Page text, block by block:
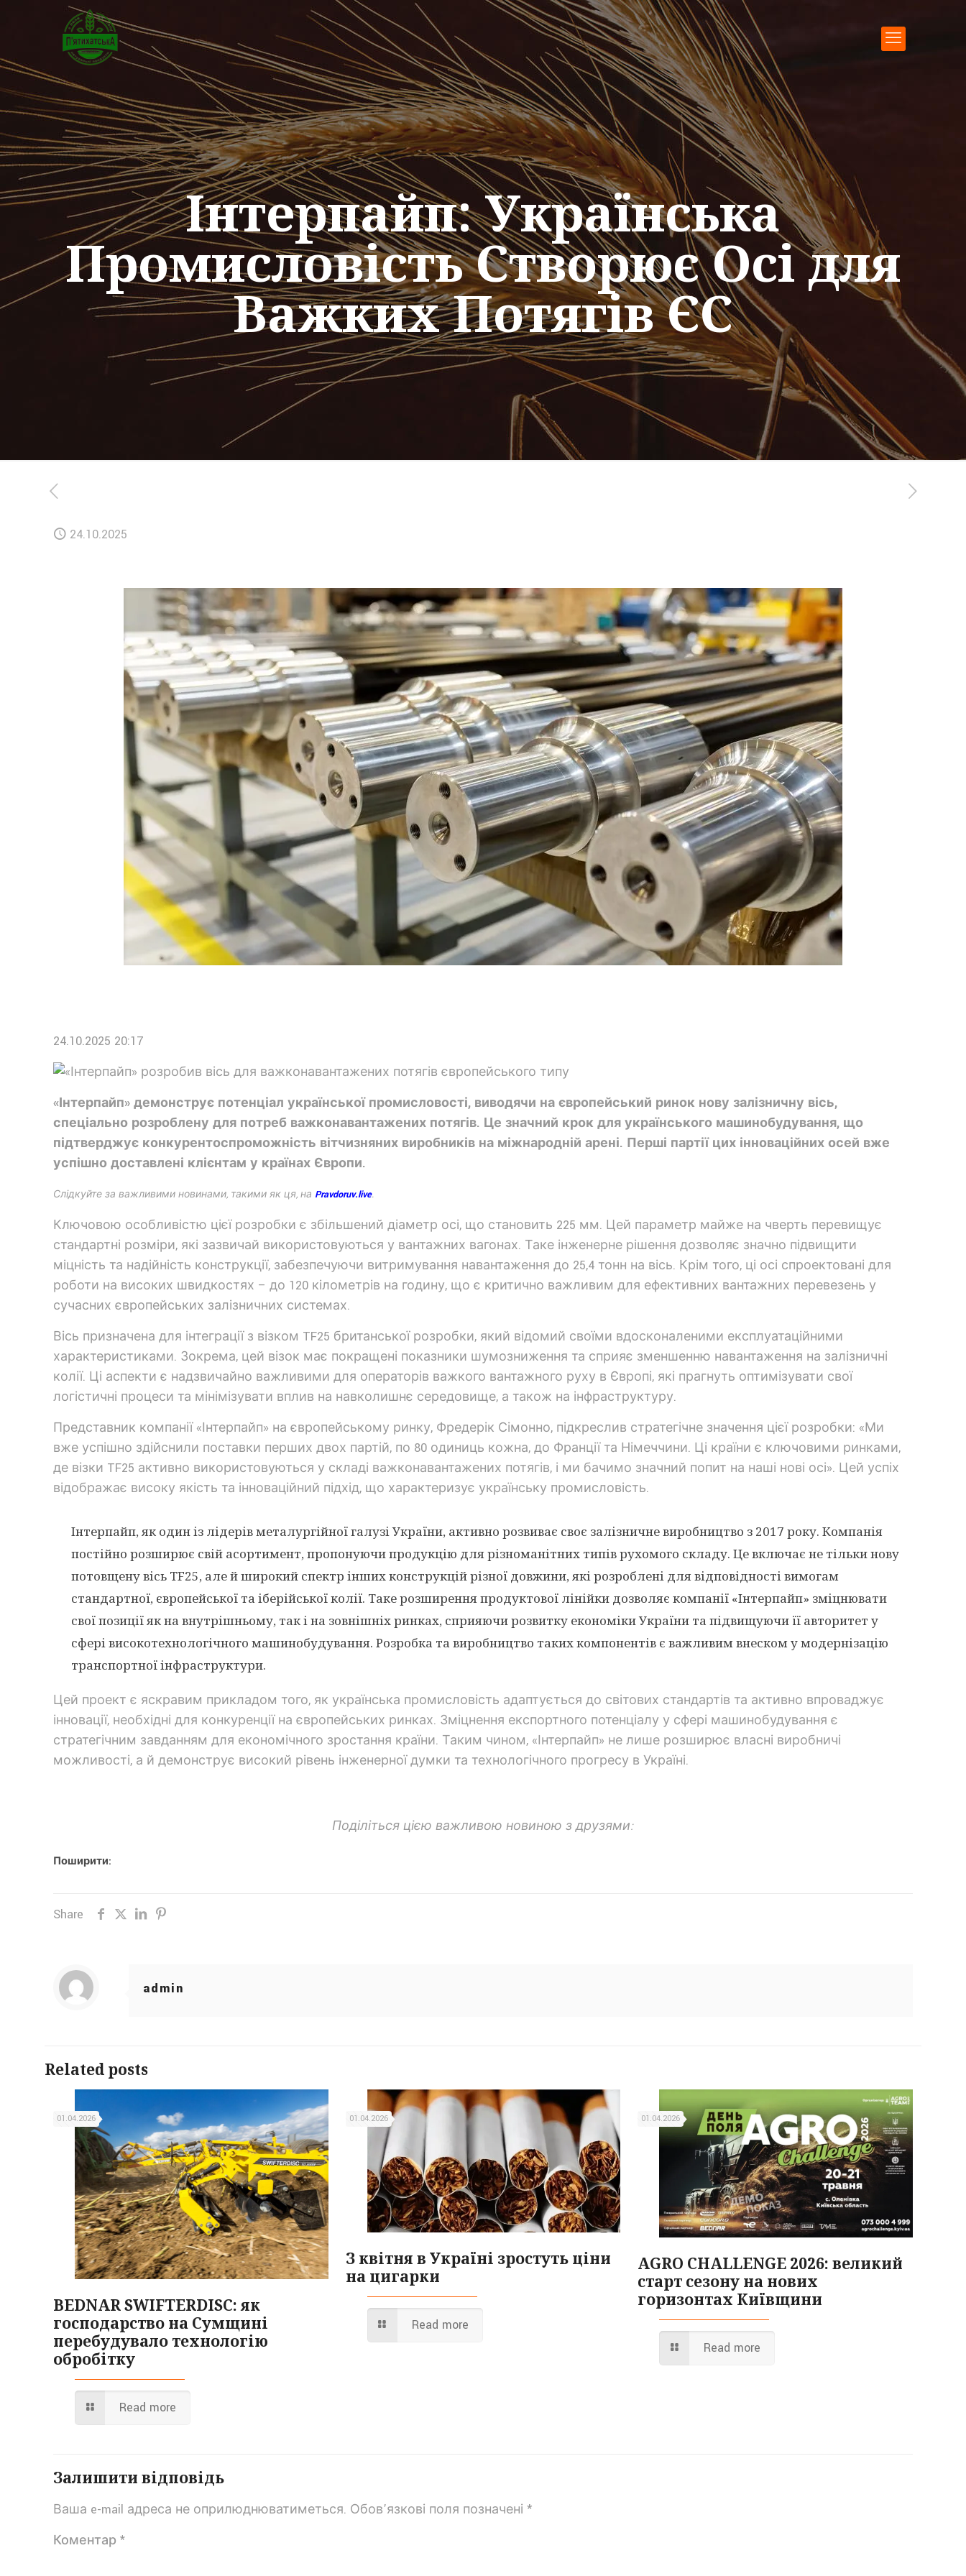
Інтерпайп: Українська
Промисловість Створює Осі для
Важких Потягів ЄС
24.10.2025
24.10.2025 20:17
«Інтерпайп» демонструє потенціал української промисловості, виводячи на європейський ринок нову залізничну вісь,
спеціально розроблену для потреб важконавантажених потягів. Це значний крок для українського машинобудування, що
підтверджує конкурентоспроможність вітчизняних виробників на міжнародній арені. Перші партії цих інноваційних осей вже
успішно доставлені клієнтам у країнах Європи.
Слідкуйте за важливими новинами, такими як ця, на Pravdoruv.live.
Ключовою особливістю цієї розробки є збільшений діаметр осі, що становить 225 мм. Цей параметр майже на чверть перевищує
стандартні розміри, які зазвичай використовуються у вантажних вагонах. Таке інженерне рішення дозволяє значно підвищити
міцність та надійність конструкції, забезпечуючи витримування навантаження до 25,4 тонн на вісь. Крім того, ці осі спроектовані для
роботи на високих швидкостях – до 120 кілометрів на годину, що є критично важливим для ефективних вантажних перевезень у
сучасних європейських залізничних системах.
Вісь призначена для інтеграції з візком TF25 британської розробки, який відомий своїми вдосконаленими експлуатаційними
характеристиками. Зокрема, цей візок має покращені показники шумозниження та сприяє зменшенню навантаження на залізничні
колії. Ці аспекти є надзвичайно важливими для операторів важкого вантажного руху в Європі, які прагнуть оптимізувати свої
логістичні процеси та мінімізувати вплив на навколишнє середовище, а також на інфраструктуру.
Представник компанії «Інтерпайп» на європейському ринку, Фредерік Сімонно, підкреслив стратегічне значення цієї розробки: «Ми
вже успішно здійснили поставки перших двох партій, по 80 одиниць кожна, до Франції та Німеччини. Ці країни є ключовими ринками,
де візки TF25 активно використовуються у складі важконавантажених потягів, і ми бачимо значний попит на наші нові осі». Цей успіх
відображає високу якість та інноваційний підхід, що характеризує українську промисловість.
Інтерпайп, як один із лідерів металургійної галузі України, активно розвиває своє залізничне виробництво з 2017 року. Компанія
постійно розширює свій асортимент, пропонуючи продукцію для різноманітних типів рухомого складу. Це включає не тільки нову
потовщену вісь TF25, але й широкий спектр інших конструкцій різної довжини, які розроблені для відповідності вимогам
стандартної, європейської та іберійської колії. Таке розширення продуктової лінійки дозволяє компанії «Інтерпайп» зміцнювати
свої позиції як на внутрішньому, так і на зовнішніх ринках, сприяючи розвитку економіки України та підвищуючи її авторитет у
сфері високотехнологічного машинобудування. Розробка та виробництво таких компонентів є важливим внеском у модернізацію
транспортної інфраструктури.
Цей проект є яскравим прикладом того, як українська промисловість адаптується до світових стандартів та активно впроваджує
інновації, необхідні для конкуренції на європейських ринках. Зміцнення експортного потенціалу у сфері машинобудування є
стратегічним завданням для економічного зростання країни. Таким чином, «Інтерпайп» не лише розширює власні виробничі
можливості, а й демонструє високий рівень інженерної думки та технологічного прогресу в Україні.
Поділіться цією важливою новиною з друзями:
Поширити:
Share
admin
Related posts
01.04.2026
BEDNAR SWIFTERDISC: як
господарство на Сумщині
перебудувало технологію
обробітку
Read more
01.04.2026
З квітня в Україні зростуть ціни
на цигарки
Read more
01.04.2026
AGRO CHALLENGE 2026: великий
старт сезону на нових
горизонтах Київщини
Read more
Залишити відповідь
Ваша e-mail адреса не оприлюднюватиметься. Обов’язкові поля позначені *
Коментар *